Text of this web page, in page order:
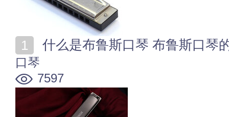
什么是布鲁斯口琴 布鲁斯口琴
口琴
7597